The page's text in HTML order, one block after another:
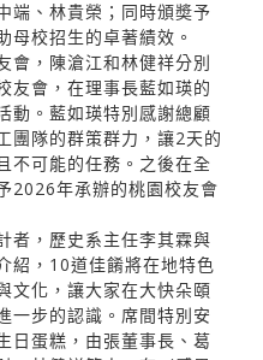
端、林貴榮；同時頒奬予
母校招生的卓著績效。
會，陳滄江和林健祥分別
友會，在理事長藍如瑛的
動。藍如瑛特別感謝總顧
團隊的群策群力，讓2天的
不可能的任務。之後在全
2026年承辦的桃園校友會
者，歷史系主任李其霖與
紹，10道佳餚將在地特色
文化，讓大家在大快朵頤
一步的認識。席間特別安
日蛋糕，由張董事長、葛